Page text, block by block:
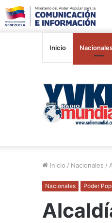
Inicio
Inicio / Nacionales /
Nacionales Poder